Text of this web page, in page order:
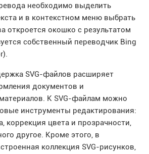
необходимо выделить
и в контекстном меню выбрать
откроется окошко с результатом
собственный переводчик Bing
SVG-файлов расширяет
документов и
К SVG-файлам можно
инструменты редактирования:
коррекция цвета и прозрачности,
другое. Кроме этого, в
коллекция SVG-рисунков,